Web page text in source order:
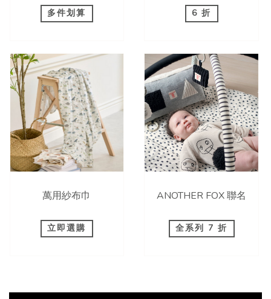
多件划算 6 折
萬用紗布巾
立即選購
ANOTHER FOX 聯名
全系列 7 折